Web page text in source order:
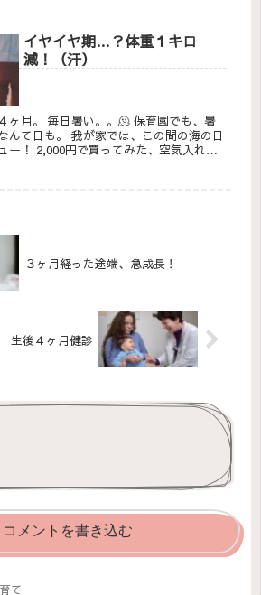
イヤイヤ期…？体重１キロ
減！（汗）
ヶ月。 毎日暑い。。🫠 保育園でも、暑
んて日も。 我が家では、この間の海の日
ー！ 2,000円で買ってみた、空気入れ不
３ヶ月経った途端、急成長！
生後４ヶ月健診
コメントを書き込む
て